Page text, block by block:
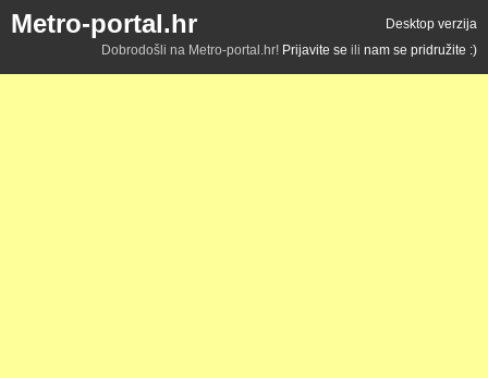
Metro-portal.hr
Desktop verzija
Dobrodošli na Metro-portal.hr! Prijavite se ili nam se pridružite :)